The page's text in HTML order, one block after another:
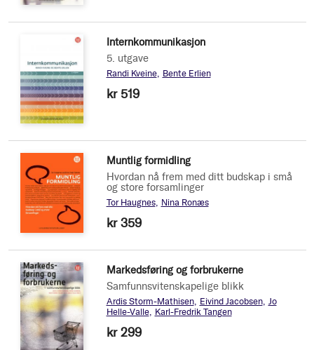
Internkommunikasjon
5. utgave
Randi Kveine Bente Erlien
kr 519
Muntlig formidling
Hvordan nå frem med ditt budskap i små
og store forsamlinger
Tor Haugnes Nina Ronæs
kr 359
Markedsføring og forbrukerne
Samfunnsvitenskapelige blikk
Ardis Storm-Mathisen Eivind Jacobsen
Jo
Helle-Valle
Karl-Fredrik Tangen
kr 299